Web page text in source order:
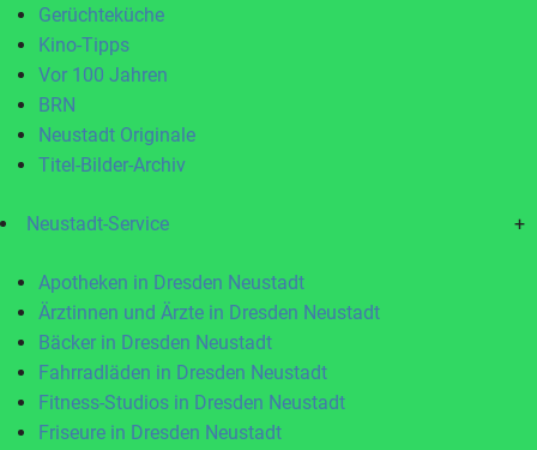
Gerüchteküche
Kino-Tipps
Vor 100 Jahren
BRN
Neustadt Originale
Titel-Bilder-Archiv
Neustadt-Service +
Apotheken in Dresden Neustadt
Ärztinnen und Ärzte in Dresden Neustadt
Bäcker in Dresden Neustadt
Fahrradläden in Dresden Neustadt
Fitness-Studios in Dresden Neustadt
Friseure in Dresden Neustadt